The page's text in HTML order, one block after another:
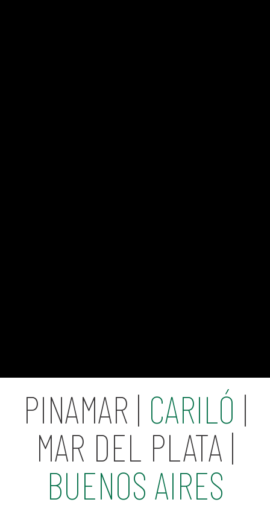
PINAMAR | CARILÓ |
MAR DEL PLATA |
BUENOS AIRES